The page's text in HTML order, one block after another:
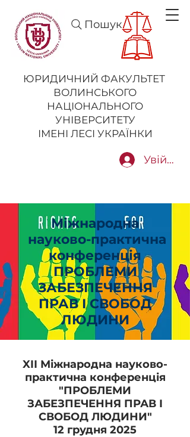
ЮРИДИЧНИЙ ФАКУЛЬТЕТ
ВОЛИНСЬКОГО
НАЦІОНАЛЬНОГО
УНІВЕРСИТЕТУ
ІМЕНІ ЛЕСІ УКРАЇНКИ
Увійти
Пошук
Міжнародна
науково-практична
конференція
ПРОБЛЕМИ
ЗАБЕЗПЕЧЕННЯ
ПРАВ І СВОБОД
ЛЮДИНИ
XIІ Міжнародна науково-
практична конференція
"ПРОБЛЕМИ
ЗАБЕЗПЕЧЕННЯ ПРАВ І
СВОБОД ЛЮДИНИ"
12 грудня 2025